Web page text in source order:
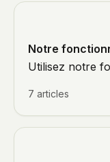
Notre
Utilisez notre
7 articles